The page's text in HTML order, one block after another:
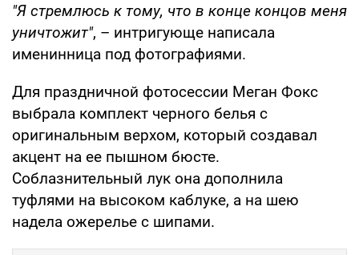
"Я стремлюсь к тому, что в конце концов меня
уничтожит", – интригующе написала
именинница под фотографиями.
Для праздничной фотосессии Меган Фокс
выбрала комплект черного белья с
оригинальным верхом, который создавал
акцент на ее пышном бюсте.
Соблазнительный лук она дополнила
туфлями на высоком каблуке, а на шею
надела ожерелье с шипами.